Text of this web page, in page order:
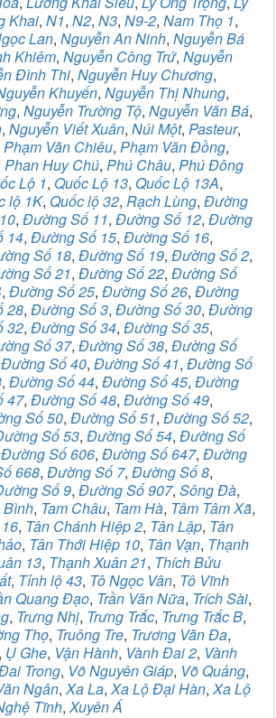
Khai, N1, N2, N3, N9-2, Nam Thọ 1,
Lan, Nguyễn An Ninh, Nguyễn Bá
Khiêm, Nguyễn Công Trứ, Nguyễn
Đình Thi, Nguyễn Huy Chương,
Khuyến, Nguyễn Thị Nhung,
, Nguyễn Trường Tộ, Nguyễn Văn Bá,
, Nguyễn Viết Xuân, Núi Một, Pasteur,
Phạm Văn Chiêu, Phạm Văn Đồng,
Phan Huy Chú, Phú Châu, Phú Đông
Lộ 1, Quốc Lộ 13, Quốc Lộ 13A,
lộ 1K, Quốc lộ 32, Rạch Lùng, Đường
, Đường Số 11, Đường Số 12, Đường
14, Đường Số 15, Đường Số 16,
Số 18, Đường Số 19, Đường Số 2,
Số 21, Đường Số 22, Đường Số
, Đường Số 25, Đường Số 26, Đường
28, Đường Số 3, Đường Số 30, Đường
32, Đường Số 34, Đường Số 35,
Số 37, Đường Số 38, Đường Số
Đường Số 40, Đường Số 41, Đường Số
, Đường Số 44, Đường Số 45, Đường
47, Đường Số 48, Đường Số 49,
Số 50, Đường Số 51, Đường Số 52,
Số 53, Đường Số 54, Đường Số
Đường Số 606, Đường Số 647, Đường
668, Đường Số 7, Đường Số 8,
Số 9, Đường Số 907, Sông Đà,
Bình, Tam Châu, Tam Hà, Tâm Tâm Xã,
, Tân Chánh Hiệp 2, Tân Lập, Tân
, Tân Thới Hiệp 10, Tân Vạn, Thạnh
13, Thạnh Xuân 21, Thích Bửu
, Tỉnh lộ 43, Tô Ngọc Vân, Tô Vĩnh
Quang Đạo, Trần Văn Nữa, Trích Sài,
, Trưng Nhị, Trưng Trắc, Trưng Trắc B,
Thọ, Truông Tre, Trương Văn Đa,
Ụ Ghe, Vận Hành, Vành Đai 2, Vành
Trong, Võ Nguyên Giáp, Võ Quảng,
Ngân,Xa La,Xa Lộ Đại Hàn,Xa Lộ
Tĩnh,Xuyên Á